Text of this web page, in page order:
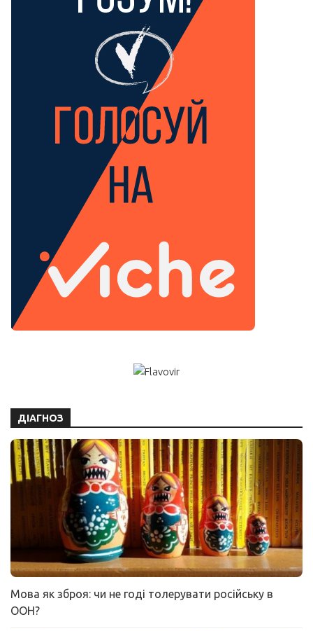
ДІАГНОЗ
Мова як зброя: чи не годі толерувати російську в
ООН?